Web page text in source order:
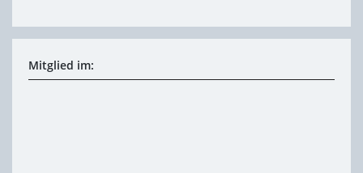
Mitglied im: